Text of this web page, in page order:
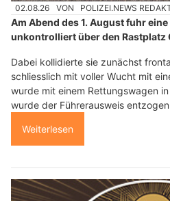
02.08.26 VON POLIZEI.NEWS
Am Abend des 1. August fuhr
unkontrolliert über den Rastplatz
Dabei kollidierte sie zunächst
schliesslich mit voller Wucht mit
wurde mit einem Rettungswagen
wurde der Führerausweis
Weiterlesen